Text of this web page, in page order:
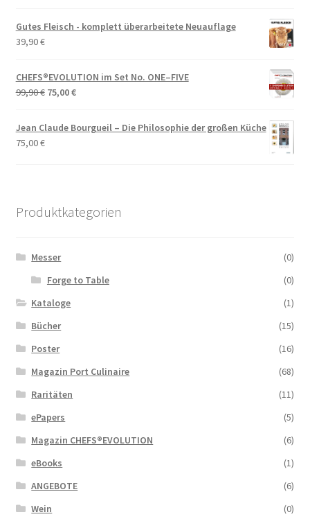
Gutes Fleisch - komplett überarbeitete Neuauflage
39,90€
CHEFS®EVOLUTION im Set No. ONE–FIVE
99,90€ Ursprünglicher
war:
75,00€Aktueller
ist:
75,00 €.
Jean Claude Bourgueil – Die Philosophie der großen Küche
75,00€
Produktkategorien
Messer
(0)
Forge to Table
(0)
Kataloge
(1)
Bücher
(15)
Poster
(16)
Magazin Port Culinaire
(68)
Raritäten
(11)
ePapers
(5)
Magazin CHEFS®EVOLUTION
(6)
eBooks
(1)
ANGEBOTE
(6)
Wein
(0)